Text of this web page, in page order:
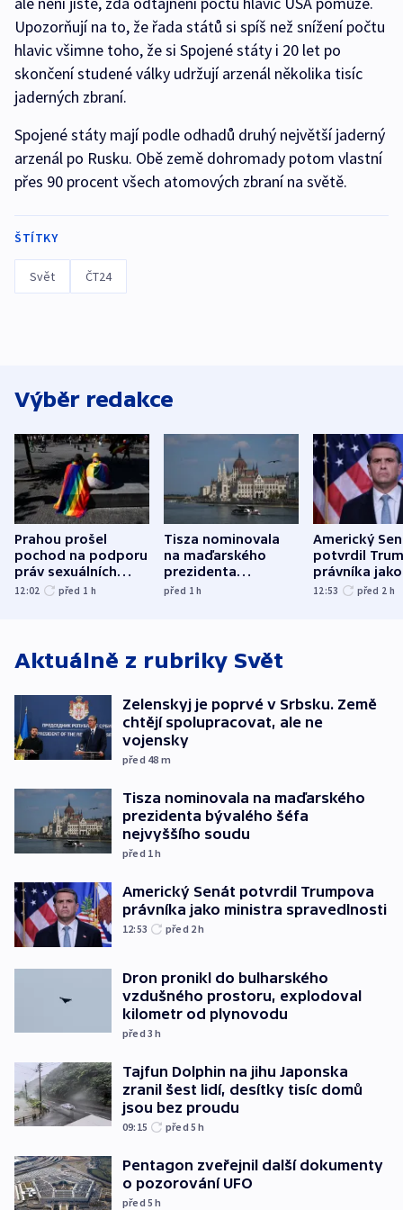
Upozorňují na to, že řada států si spíš než snížení počtu
hlavic všimne toho, že si Spojené státy i 20 let po
skončení studené války udržují arzenál několika tisíc
jaderných zbraní.
Spojené státy mají podle odhadů druhý největší jaderný
arzenál po Rusku. Obě země dohromady potom vlastní
přes 90 procent všech atomových zbraní na světě.
ŠTÍTKY
Svět ČT24
Výběr redakce
Prahou prošel
pochod na podporu
práv sexuálních
menšin
12:02 před 1 h
Tisza nominovala
na maďarského
prezidenta
bývalého šéfa
před 1h
Americký
potvrdil
právníka jako
ministra
12:53 před 2 h
Aktuálně z rubriky Svět
Zelenskyj je poprvé v Srbsku. Země
chtějí spolupracovat, ale ne
vojensky
před 48 m
Tisza nominovala na maďarského
prezidenta bývalého šéfa
nejvyššího soudu
před 1h
Americký Senát potvrdil Trumpova
právníka jako ministra spravedlnosti
12:53 před 2h
Dron pronikl do bulharského
vzdušného prostoru, explodoval
kilometr od plynovodu
před 3h
Tajfun Dolphin na jihu Japonska
zranil šest lidí, desítky tisíc domů
jsou bez proudu
09:15 před 5h
Pentagon zveřejnil další dokumenty
o pozorování UFO
před 5h